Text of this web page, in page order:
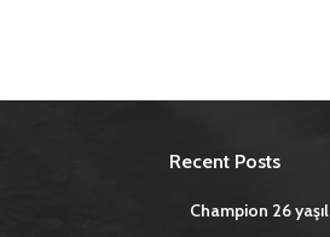
Recent Posts
Champion 26 yaşıl